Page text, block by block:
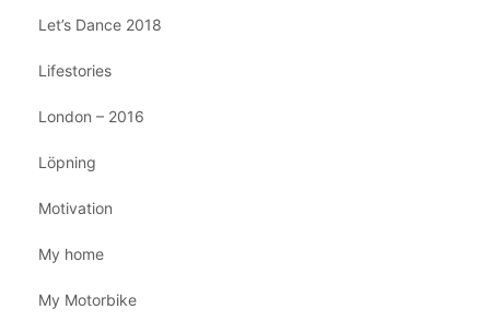
Let’s Dance 2018
Lifestories
London – 2016
Löpning
Motivation
My home
My Motorbike